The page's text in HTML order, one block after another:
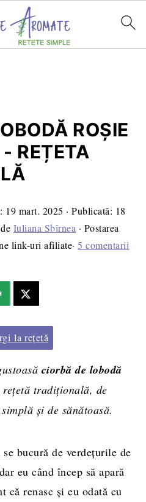
ROȘIE
REȚETA
19 mart. 2025 · Publicată: 18
de Iuliana Sbîrnea · Postarea
link-uri afiliate·5 comentarii
la rețetă
ciorbă de lobodă
tradițională, de
și de sănătoasă.
bucură de verdețurile de
eu când încep să apară
că renasc și eu odată cu